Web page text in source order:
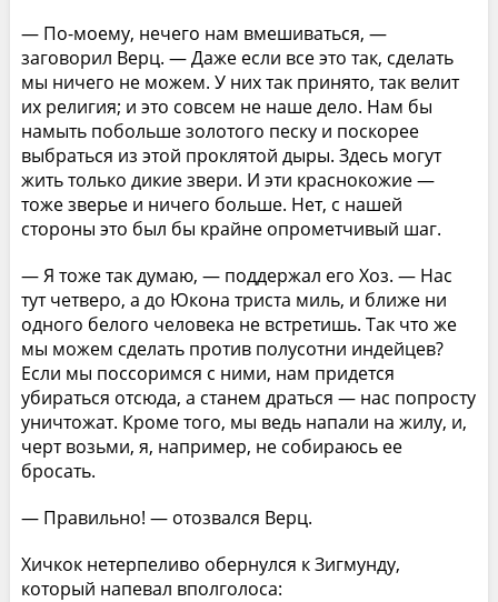
— По-моему, нечего нам вмешиваться, —
заговорил Верц. — Даже если все это так, сделать
мы ничего не можем. У них так принято, так велит
их религия; и это совсем не наше дело. Нам бы
намыть побольше золотого песку и поскорее
выбраться из этой проклятой дыры. Здесь могут
жить только дикие звери. И эти краснокожие —
тоже зверье и ничего больше. Нет, с нашей
стороны это был бы крайне опрометчивый шаг.
— Я тоже так думаю, — поддержал его Хоз. — Нас
тут четверо, а до Юкона триста миль, и ближе ни
одного белого человека не встретишь. Так что же
мы можем сделать против полусотни индейцев?
Если мы поссоримся с ними, нам придется
убираться отсюда, а станем драться — нас попросту
уничтожат. Кроме того, мы ведь напали на жилу, и,
черт возьми, я, например, не собираюсь ее
бросать.
— Правильно! — отозвался Верц.
Хичкок нетерпеливо обернулся к Зигмунду,
который напевал вполголоса: